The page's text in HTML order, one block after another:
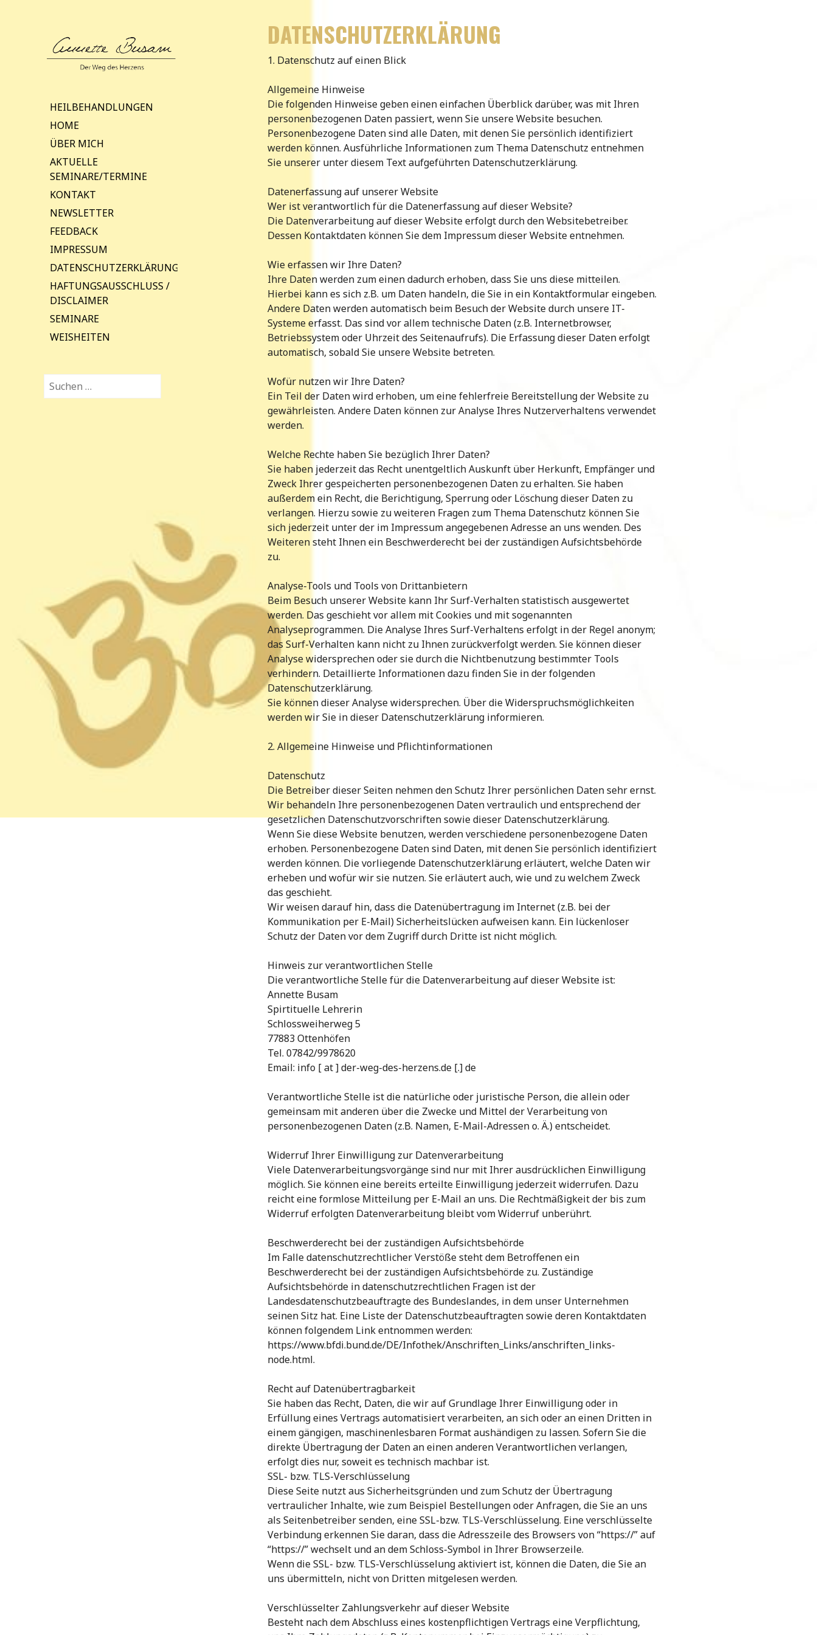
Skip
to
HEILBEHANDLUNGEN
HOME
ÜBER MICH
AKTUELLE
SEMINARE/TERMINE
KONTAKT
NEWSLETTER
FEEDBACK
IMPRESSUM
DATENSCHUTZERKLÄRUNG
HAFTUNGSAUSSCHLUSS /
DISCLAIMER
SEMINARE
WEISHEITEN
DATENSCHUTZERKLÄRUNG
1. Datenschutz auf einen Blick
Allgemeine Hinweise
Die folgenden Hinweise geben einen einfachen Überblick darüber, was mit Ihren
personenbezogenen Daten passiert, wenn Sie unsere Website besuchen.
Personenbezogene Daten sind alle Daten, mit denen Sie persönlich identifiziert
werden können. Ausführliche Informationen zum Thema Datenschutz entnehmen
Sie unserer unter diesem Text aufgeführten Datenschutzerklärung.
Datenerfassung auf unserer Website
Wer ist verantwortlich für die Datenerfassung auf dieser Website?
Die Datenverarbeitung auf dieser Website erfolgt durch den Websitebetreiber.
Dessen Kontaktdaten können Sie dem Impressum dieser Website entnehmen.
Wie erfassen wir Ihre Daten?
Ihre Daten werden zum einen dadurch erhoben, dass Sie uns diese mitteilen.
Hierbei kann es sich z.B. um Daten handeln, die Sie in ein Kontaktformular eingeben.
Andere Daten werden automatisch beim Besuch der Website durch unsere IT-
Systeme erfasst. Das sind vor allem technische Daten (z.B. Internetbrowser,
Betriebssystem oder Uhrzeit des Seitenaufrufs). Die Erfassung dieser Daten erfolgt
automatisch, sobald Sie unsere Website betreten.
Wofür nutzen wir Ihre Daten?
Ein Teil der Daten wird erhoben, um eine fehlerfreie Bereitstellung der Website zu
gewährleisten. Andere Daten können zur Analyse Ihres Nutzerverhaltens verwendet
werden.
Welche Rechte haben Sie bezüglich Ihrer Daten?
Sie haben jederzeit das Recht unentgeltlich Auskunft über Herkunft, Empfänger und
Zweck Ihrer gespeicherten personenbezogenen Daten zu erhalten. Sie haben
außerdem ein Recht, die Berichtigung, Sperrung oder Löschung dieser Daten zu
verlangen. Hierzu sowie zu weiteren Fragen zum Thema Datenschutz können Sie
sich jederzeit unter der im Impressum angegebenen Adresse an uns wenden. Des
Weiteren steht Ihnen ein Beschwerderecht bei der zuständigen Aufsichtsbehörde
zu.
Analyse-Tools und Tools von Drittanbietern
Beim Besuch unserer Website kann Ihr Surf-Verhalten statistisch ausgewertet
werden. Das geschieht vor allem mit Cookies und mit sogenannten
Analyseprogrammen. Die Analyse Ihres Surf-Verhaltens erfolgt in der Regel anonym;
das Surf-Verhalten kann nicht zu Ihnen zurückverfolgt werden. Sie können dieser
Analyse widersprechen oder sie durch die Nichtbenutzung bestimmter Tools
verhindern. Detaillierte Informationen dazu finden Sie in der folgenden
Datenschutzerklärung.
Sie können dieser Analyse widersprechen. Über die Widerspruchsmöglichkeiten
werden wir Sie in dieser Datenschutzerklärung informieren.
2. Allgemeine Hinweise und Pflichtinformationen
Datenschutz
Die Betreiber dieser Seiten nehmen den Schutz Ihrer persönlichen Daten sehr ernst.
Wir behandeln Ihre personenbezogenen Daten vertraulich und entsprechend der
gesetzlichen Datenschutzvorschriften sowie dieser Datenschutzerklärung.
Wenn Sie diese Website benutzen, werden verschiedene personenbezogene Daten
erhoben. Personenbezogene Daten sind Daten, mit denen Sie persönlich identifiziert
werden können. Die vorliegende Datenschutzerklärung erläutert, welche Daten wir
erheben und wofür wir sie nutzen. Sie erläutert auch, wie und zu welchem Zweck
das geschieht.
Wir weisen darauf hin, dass die Datenübertragung im Internet (z.B. bei der
Kommunikation per E-Mail) Sicherheitslücken aufweisen kann. Ein lückenloser
Schutz der Daten vor dem Zugriff durch Dritte ist nicht möglich.
Hinweis zur verantwortlichen Stelle
Die verantwortliche Stelle für die Datenverarbeitung auf dieser Website ist:
Annette Busam
Spirtituelle Lehrerin
Schlossweiherweg 5
77883 Ottenhöfen
Tel. 07842/9978620
Email: info [ at ] der-weg-des-herzens.de [.] de
Verantwortliche Stelle ist die natürliche oder juristische Person, die allein oder
gemeinsam mit anderen über die Zwecke und Mittel der Verarbeitung von
personenbezogenen Daten (z.B. Namen, E-Mail-Adressen o. Ä.) entscheidet.
Widerruf Ihrer Einwilligung zur Datenverarbeitung
Viele Datenverarbeitungsvorgänge sind nur mit Ihrer ausdrücklichen Einwilligung
möglich. Sie können eine bereits erteilte Einwilligung jederzeit widerrufen. Dazu
reicht eine formlose Mitteilung per E-Mail an uns. Die Rechtmäßigkeit der bis zum
Widerruf erfolgten Datenverarbeitung bleibt vom Widerruf unberührt.
Beschwerderecht bei der zuständigen Aufsichtsbehörde
Im Falle datenschutzrechtlicher Verstöße steht dem Betroffenen ein
Beschwerderecht bei der zuständigen Aufsichtsbehörde zu. Zuständige
Aufsichtsbehörde in datenschutzrechtlichen Fragen ist der
Landesdatenschutzbeauftragte des Bundeslandes, in dem unser Unternehmen
seinen Sitz hat. Eine Liste der Datenschutzbeauftragten sowie deren Kontaktdaten
können folgendem Link entnommen werden:
https://www.bfdi.bund.de/DE/Infothek/Anschriften_Links/anschriften_links-
node.html.
Recht auf Datenübertragbarkeit
Sie haben das Recht, Daten, die wir auf Grundlage Ihrer Einwilligung oder in
Erfüllung eines Vertrags automatisiert verarbeiten, an sich oder an einen Dritten in
einem gängigen, maschinenlesbaren Format aushändigen zu lassen. Sofern Sie die
direkte Übertragung der Daten an einen anderen Verantwortlichen verlangen,
erfolgt dies nur, soweit es technisch machbar ist.
SSL- bzw. TLS-Verschlüsselung
Diese Seite nutzt aus Sicherheitsgründen und zum Schutz der Übertragung
vertraulicher Inhalte, wie zum Beispiel Bestellungen oder Anfragen, die Sie an uns
als Seitenbetreiber senden, eine SSL-bzw. TLS-Verschlüsselung. Eine verschlüsselte
Verbindung erkennen Sie daran, dass die Adresszeile des Browsers von “https://” auf
“https://” wechselt und an dem Schloss-Symbol in Ihrer Browserzeile.
Wenn die SSL- bzw. TLS-Verschlüsselung aktiviert ist, können die Daten, die Sie an
uns übermitteln, nicht von Dritten mitgelesen werden.
Verschlüsselter Zahlungsverkehr auf dieser Website
Besteht nach dem Abschluss eines kostenpflichtigen Vertrags eine Verpflichtung,
Suchen
nach: